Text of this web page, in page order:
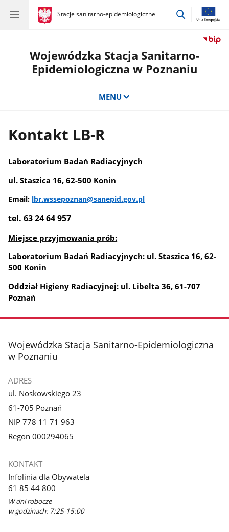
gov.pl
Stacje sanitarno-epidemiologiczne
gov.pl
Stacje
przejdź
Wojewódzka Stacja Sanitarno-
Epidemiologiczna w Poznaniu
MENU
Kontakt LB-R
Laboratorium Badań Radiacyjnych
ul. Staszica 16, 62-500 Konin
Email: lbr.wssepoznan@sanepid.gov.pl
tel. 63 24 64 957
Miejsce przyjmowania prób:
Laboratorium Badań Radiacyjnych: ul. Staszica 16, 62-
500 Konin
Oddział Higieny Radiacyjnej: ul. Libelta 36, 61-707
Poznań
stopka
Wojewódzka Stacja Sanitarno-Epidemiologiczna
w Poznaniu
ADRES
ul. Noskowskiego 23
61-705 Poznań
NIP 778 11 71 963
Regon 000294065
KONTAKT
Infolinia dla Obywatela
61 85 44 800
W dni robocze
w godzinach: 7:25-15:00